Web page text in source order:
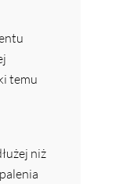
temu
niż